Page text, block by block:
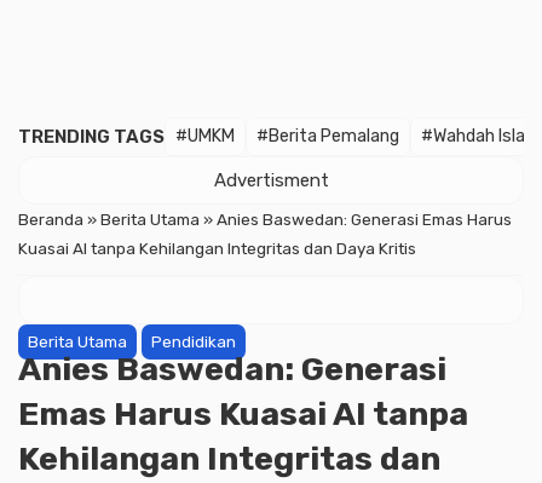
TRENDING TAGS #UMKM #Berita Pemalang #Wahdah
Advertisment
Beranda »Berita Utama »Anies Baswedan: Generasi Emas Harus
Kuasai AI tanpa Kehilangan Integritas dan Daya Kritis
Berita Utama Pendidikan
Anies Baswedan: Generasi
Emas Harus Kuasai AI tanpa
Kehilangan Integritas dan